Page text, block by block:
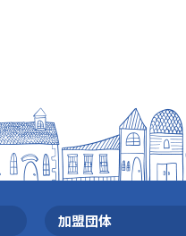
加盟団体